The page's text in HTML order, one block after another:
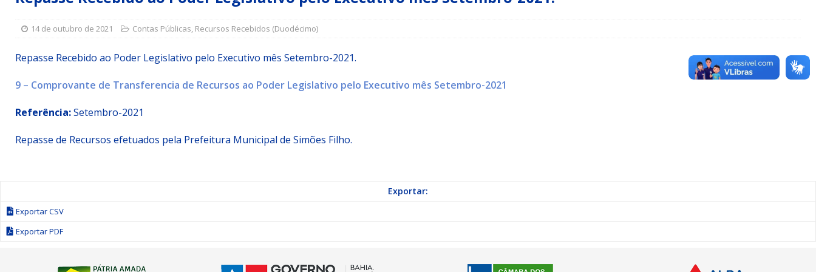
[ 15 de julho de 2026 ] Vereador Sérgio Glauber apresenta Indicação nº 088/2026 para pavimentação asfáltica em Mapele
DESTAQUE
14 de outubro de 2021 Contas Públicas, Recursos Recebidos (Duodécimo)
Repasse Recebido ao Poder Legislativo pelo Executivo mês Setembro-2021.
9 – Comprovante de Transferencia de Recursos ao Poder Legislativo pelo Executivo mês Setembro-2021
Referência:Setembro-2021
Repasse de Recursos efetuados pela Prefeitura Municipal de Simões Filho.
Exportar:
Exportar CSV
Exportar PDF